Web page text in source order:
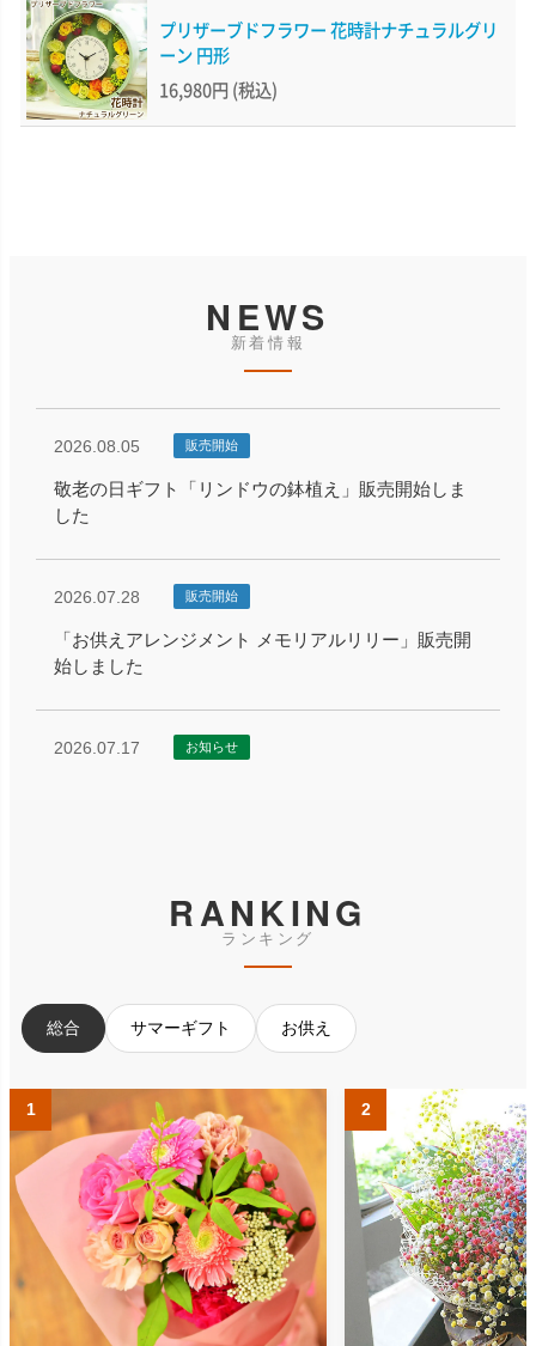
プリザーブドフラワー 花時計ナチュラルグリ
ーン 円形
16,980円 (税込)